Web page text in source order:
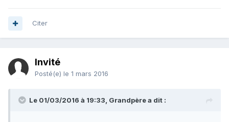
Citer
Invité
Posté(e) le 1 mars 2016
Le 01/03/2016 à 19:33, Grandpère a dit :